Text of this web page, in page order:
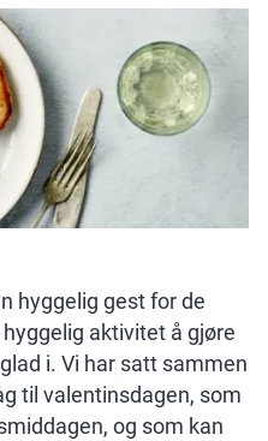
hyggelig gest for de
aktivitet å gjøre
i. Vi har satt sammen
til valentinsdagen, som
og som kan